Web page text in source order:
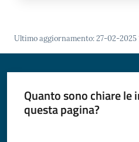
Ultimo aggiornamento:27-02-2025
Quanto sono chiare le
questa pagina?